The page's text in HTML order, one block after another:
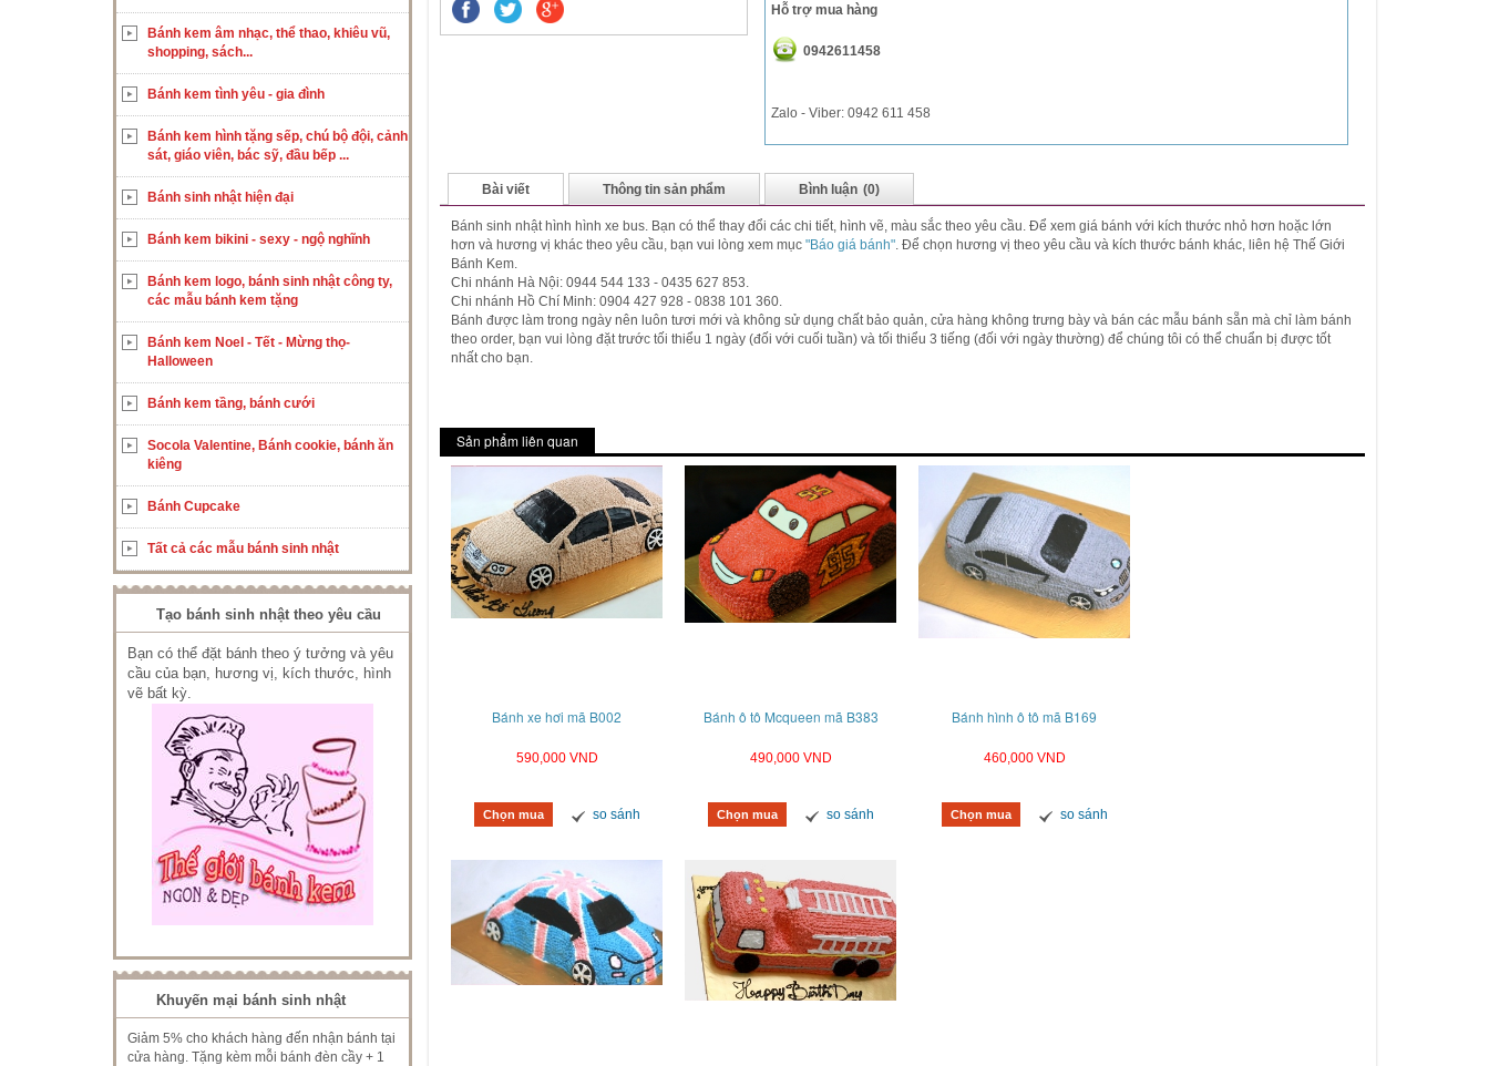
Hỗ trợ mua hàng
0942611458
Zalo - Viber: 0942 611 458
Bài viết Thông tin sản phẩm Bình luận (0)
Bánh sinh nhật hình hình xe bus. Bạn có thể thay đổi các chi tiết, hình vẽ, màu sắc theo yêu cầu. Để xem giá bánh với kích thước nhỏ hơn hoặc lớn
hơn và hương vị khác theo yêu cầu, bạn vui lòng xem mục "Báo giá bánh" . Để chọn hương vị theo yêu cầu và kích thước bánh khác, liên hệ Thế Giới
Bánh Kem.
Chi nhánh Hà Nội: 0944 544 133 - 0435 627 853.
Chi nhánh Hồ Chí Minh: 0904 427 928 - 0838 101 360.
Bánh được làm trong ngày nên luôn tươi mới và không sử dụng chất bảo quản, cửa hàng không trưng bày và bán các mẫu bánh sẵn mà chỉ làm bánh
theo order, bạn vui lòng đặt trước tối thiểu 1 ngày (đối với cuối tuần) và tối thiểu 3 tiếng (đối với ngày thường) để chúng tôi có thể chuẩn bị được tốt
nhất cho bạn.
Sản phẩm liên quan
Bánh xe hơi mã B002
590,000 VND
Chọn mua so sánh
Bánh ô tô Mcqueen mã B383
490,000 VND
Chọn mua so sánh
Bánh hình ô tô mã B169
460,000 VND
Chọn mua so sánh
Bánh kem âm nhạc, thể thao, khiêu vũ,
shopping, sách...
Bánh kem tình yêu - gia đình
Bánh kem hình tặng sếp, chú bộ đội, cảnh
sát, giáo viên, bác sỹ, đầu bếp ...
Bánh sinh nhật hiện đại
Bánh kem bikini - sexy - ngộ nghĩnh
Bánh kem logo, bánh sinh nhật công ty,
các mẫu bánh kem tặng
Bánh kem Noel - Tết - Mừng thọ-
Halloween
Bánh kem tầng, bánh cưới
Socola Valentine, Bánh cookie, bánh ăn
kiêng
Bánh Cupcake
Tất cả các mẫu bánh sinh nhật
Tạo bánh sinh nhật theo yêu cầu
Bạn có thể đặt bánh theo ý tưởng và yêu
cầu của bạn, hương vị, kích thước, hình
vẽ bất kỳ.
Khuyến mại bánh sinh nhật
Giảm 5% cho khách hàng đến nhận bánh tại
cửa hàng. Tặng kèm mỗi bánh đèn cầy + 1